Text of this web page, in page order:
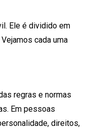
Ele é dividido em
cada uma
regras e normas
Em pessoas
direitos,